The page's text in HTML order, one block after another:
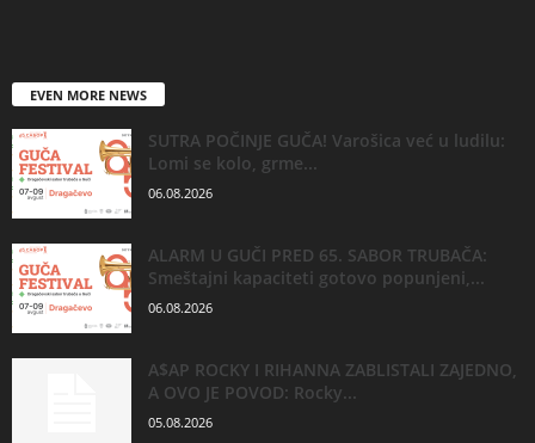
EVEN MORE NEWS
SUTRA POČINJE GUČA! Varošica već u ludilu:
Lomi se kolo, grme...
06.08.2026
ALARM U GUČI PRED 65. SABOR TRUBAČA:
Smeštajni kapaciteti gotovo popunjeni,...
06.08.2026
A$AP ROCKY I RIHANNA ZABLISTALI ZAJEDNO,
A OVO JE POVOD: Rocky...
05.08.2026